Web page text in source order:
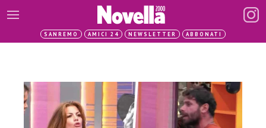
SANREMO AMICI 24 NEWSLETTER ABBONATI